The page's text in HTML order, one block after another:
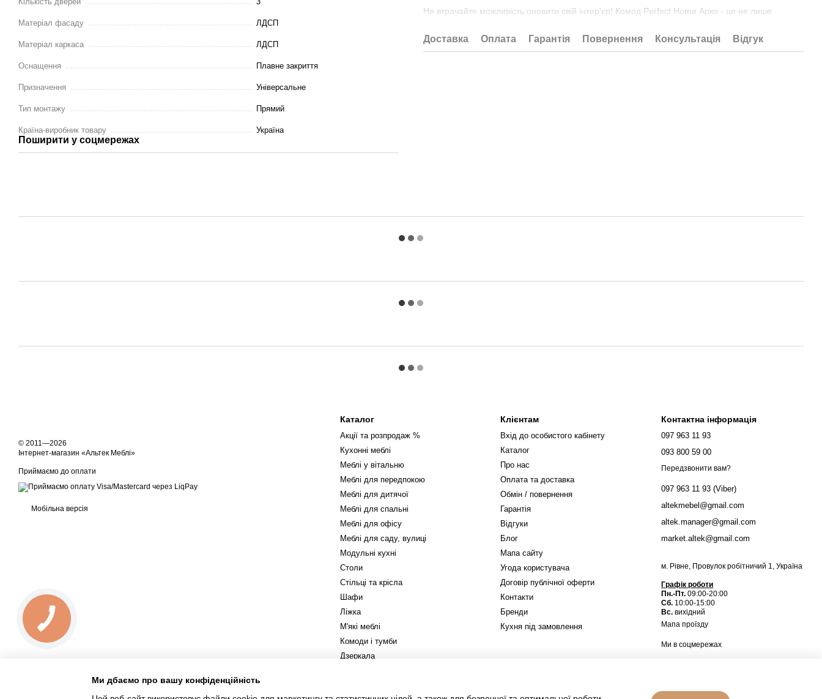
Матеріал фасаду ЛДСП
Матеріал каркаса ЛДСП
Оснащення Плавне закриття
Призначення Універсальне
Тип монтажу Прямий
Країна-виробник товару Україна
Поширити у соцмережах
Не втрачайте можливість оновити свій інтер'єр! Комод Perfect Home Арко - це не лише
насолоджуйтеся комфортом та порядком у вашому домі!
Доставка Оплата Гарантія Повернення Консультація Відгук
© 2011—2026
Інтернет-магазин «Альтек Меблі»
Приймаємо до оплати
Мобільна версія
Каталог
Акції та розпродаж %
Кухонні меблі
Меблі у вітальню
Меблі для передпокою
Меблі для дитячої
Меблі для спальні
Меблі для офісу
Меблі для саду, вулиці
Модульні кухні
Столи
Стільці та крісла
Шафи
Ліжка
М'які меблі
Комоди і тумби
Дзеркала
Клієнтам
Вхід до особистого кабінету
Каталог
Про нас
Оплата та доставка
Обмін / повернення
Гарантія
Відгуки
Блог
Мапа сайту
Угода користувача
Договір публічної оферти
Контакти
Бренди
Кухня під замовлення
Контактна інформація
097 963 11 93
093 800 59 00
Передзвонити вам?
097 963 11 93 (Viber)
altekmebel@gmail.com
altek.manager@gmail.com
market.altek@gmail.com
м. Рівне, Провулок робітничий 1, Україна
Графік роботи
Пн.-Пт. 09:00-20:00
Сб. 10:00-15:00
Вс. вихідний
Мапа проїзду
Ми в соцмережах
Ми дбаємо про вашу конфіденційність